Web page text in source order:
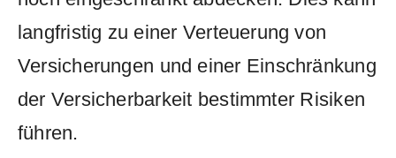
‌langfristig zu einer⁤ Verteuerung von⁤
Versicherungen ⁤und einer ⁢Einschränkung
der ‌Versicherbarkeit ⁢bestimmter⁢ Risiken
führen.